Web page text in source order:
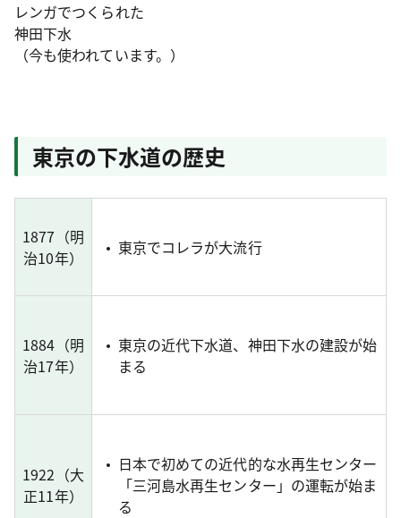
レンガでつくられた
神田下水
（今も使われています。）
東京の下水道の歴史
1877（明
治10年）
東京でコレラが大流行
1884（明
治17年）
東京の近代下水道、神田下水の建設が始
まる
1922（大
正11年）
日本で初めての近代的な水再生センター
「三河島水再生センター」の運転が始ま
る